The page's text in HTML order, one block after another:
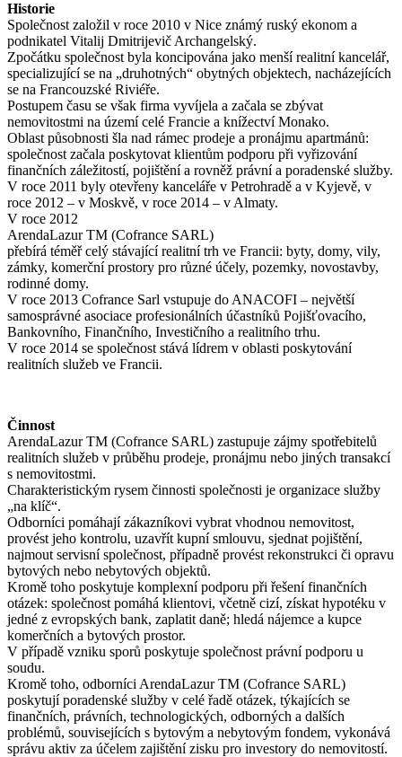
Historie
Společnost založil v roce 2010 v Nice známý ruský ekonom a
podnikatel Vitalij Dmitrijevič Archangelský.
Zpočátku společnost byla koncipována jako menší realitní kancelář,
specializující se na „druhotných“ obytných objektech, nacházejících
se na Francouzské Riviéře.
Postupem času se však firma vyvíjela a začala se zbývat
nemovitostmi na území celé Francie a knížectví Monako.
Oblast působnosti šla nad rámec prodeje a pronájmu apartmánů:
společnost začala poskytovat klientům podporu při vyřizování
finančních záležitostí, pojištění a rovněž právní a poradenské služby.
V roce 2011 byly otevřeny kanceláře v Petrohradě a v Kyjevě, v
roce 2012 – v Moskvě, v roce 2014 – v Almaty.
V roce 2012
ArendaLazur TM (Cofrance SARL)
přebírá téměř celý stávající realitní trh ve Francii: byty, domy, vily,
zámky, komerční prostory pro různé účely, pozemky, novostavby,
rodinné domy.
V roce 2013 Cofrance Sarl vstupuje do ANACOFI – největší
samosprávné asociace profesionálních účastníků Pojišťovacího,
Bankovního, Finančního, Investičního a realitního trhu.
V roce 2014 se společnost stává lídrem v oblasti poskytování
realitních služeb ve Francii.
Činnost
ArendaLazur TM (Cofrance SARL) zastupuje zájmy spotřebitelů
realitních služeb v průběhu prodeje, pronájmu nebo jiných transakcí
s nemovitostmi.
Charakteristickým rysem činnosti společnosti je organizace služby
„na klíč“.
Odborníci pomáhají zákazníkovi vybrat vhodnou nemovitost,
provést jeho kontrolu, uzavřít kupní smlouvu, sjednat pojištění,
najmout servisní společnost, případně provést rekonstrukci či opravu
bytových nebo nebytových objektů.
Kromě toho poskytuje komplexní podporu při řešení finančních
otázek: společnost pomáhá klientovi, včetně cizí, získat hypotéku v
jedné z evropských bank, zaplatit daně; hledá nájemce a kupce
komerčních a bytových prostor.
V případě vzniku sporů poskytuje společnost právní podporu u
soudu.
Kromě toho, odborníci ArendaLazur TM (Cofrance SARL)
poskytují poradenské služby v celé řadě otázek, týkajících se
finančních, právních, technologických, odborných a dalších
problémů, souvisejících s bytovým a nebytovým fondem, vykonává
správu aktiv za účelem zajištění zisku pro investory do nemovitostí.